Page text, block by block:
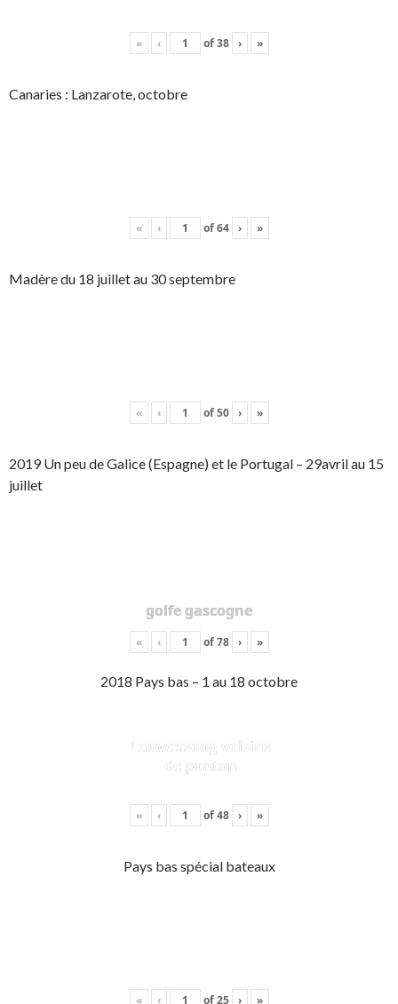
« ‹ of38 › »
Canaries : Lanzarote, octobre
« ‹ of64 › »
Madère du 18 juillet au 30 septembre
« ‹ of50 › »
2019 Un peu de Galice (Espagne) et le Portugal – 29avril au 15
juillet
golfe gascogne
« ‹ of78 › »
2018 Pays bas – 1 au 18 octobre
Lauwersoog voisins
de ponton
« ‹ of48 › »
Pays bas spécial bateaux
« ‹ of25 › »